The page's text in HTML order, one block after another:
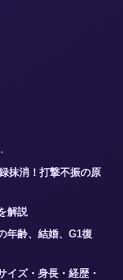
抹消！打撃不振の原
解説
年齢、結婚、G1復
イズ・身長・経歴・